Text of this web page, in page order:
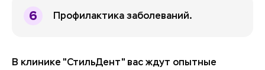
Профилактика заболеваний.
В клинике "СтильДент" вас ждут опытные